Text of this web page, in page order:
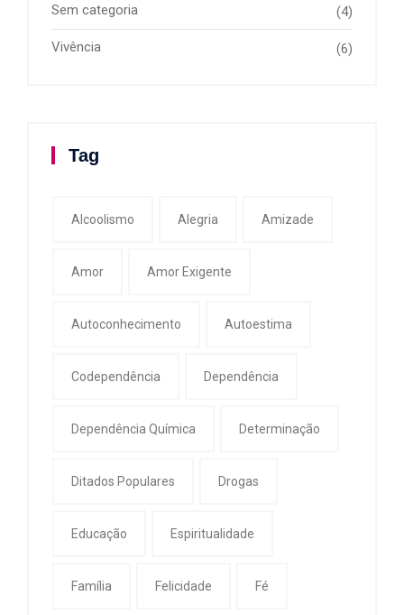
Sem categoria (4)
Vivência (6)
Tag
Alcoolismo Alegria Amizade
Amor Amor Exigente
Autoconhecimento Autoestima
Codependência Dependência
Dependência Química Determinação
Ditados Populares Drogas
Educação Espiritualidade
Família Felicidade Fé